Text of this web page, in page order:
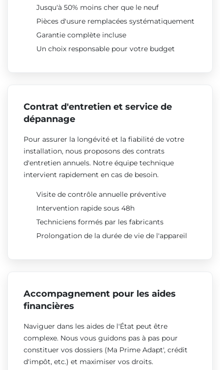
Jusqu'à 50% moins cher que le neuf
Pièces d'usure remplacées systématiquement
Garantie complète incluse
Un choix responsable pour votre budget
Contrat d'entretien et service de
dépannage
Pour assurer la longévité et la fiabilité de votre
installation, nous proposons des contrats
d'entretien annuels. Notre équipe technique
intervient rapidement en cas de besoin.
Visite de contrôle annuelle préventive
Intervention rapide sous 48h
Techniciens formés par les fabricants
Prolongation de la durée de vie de l'appareil
Accompagnement pour les aides
financières
Naviguer dans les aides de l'État peut être
complexe. Nous vous guidons pas à pas pour
constituer vos dossiers (Ma Prime Adapt', crédit
d'impôt, etc.) et maximiser vos droits.